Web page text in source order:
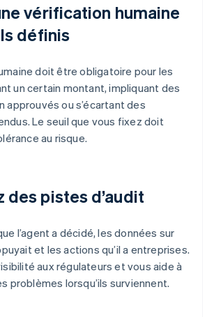
vérification humaine
définis
doit être obligatoire pour les
un certain montant, impliquant des
approuvés ou s’écartant des
Le seuil que vous fixez doit
au risque.
des pistes d’audit
l’agent a décidé, les données sur
et les actions qu’il a entreprises.
aux régulateurs et vous aide à
problèmes lorsqu’ils surviennent.